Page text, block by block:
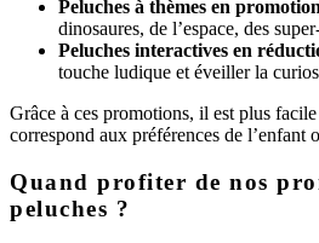
Peluches à thèmes en promotion
dinosaures, de l’espace, des
Peluches interactives en
touche ludique et éveiller la
Grâce à ces promotions, il est plus
correspond aux préférences de l’enfant
Quand profiter de nos
peluches ?